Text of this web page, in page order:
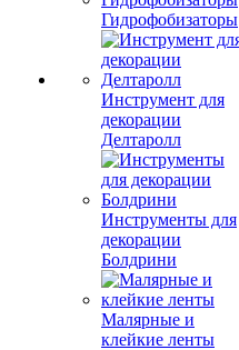
Гидрофобизаторы
Инструмент для
декорации
Делтаролл
Инструменты для
декорации
Болдрини
Малярные и
клейкие ленты